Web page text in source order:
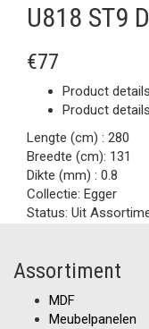
U818 ST9
€77
Product details
Product details
Lengte (cm) : 280
Breedte (cm): 131
Dikte (mm) : 0.8
Collectie: Egger
Status: Uit
Assortiment
MDF
Meubelpanelen